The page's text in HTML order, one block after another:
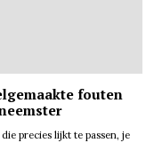
fouten
precies lijkt te passen, je